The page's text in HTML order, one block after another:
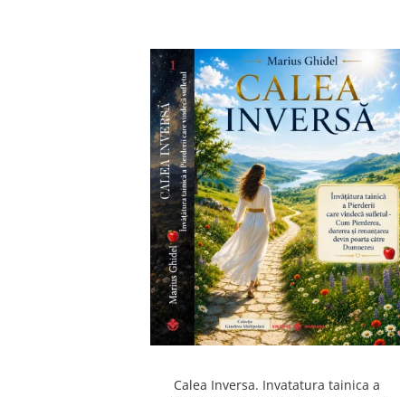
Calea Inversa. Invatatura tainica a